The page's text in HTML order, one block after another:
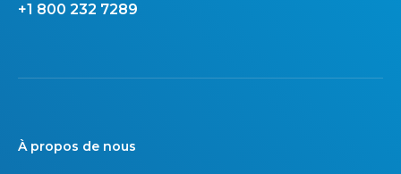
+1 800 232 7289
À propos de nous